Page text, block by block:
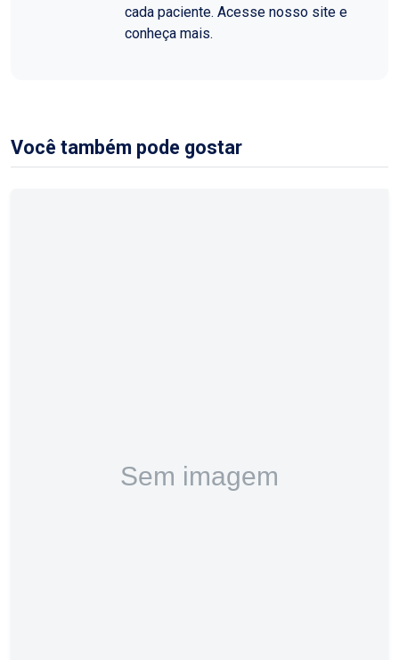
cada paciente. Acesse nosso site e
conheça mais.
Você também pode gostar